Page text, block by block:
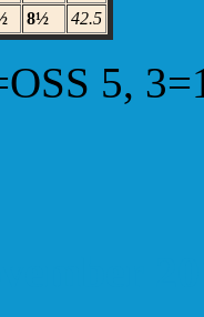
8½ 42.5
5,